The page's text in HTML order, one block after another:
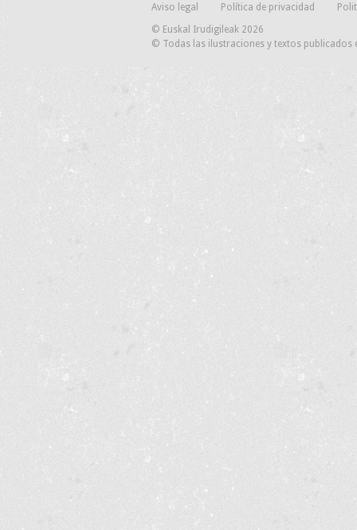
Aviso legal Política de privacidad
© Euskal Irudigileak 2026
© Todas las ilustraciones y textos publicados